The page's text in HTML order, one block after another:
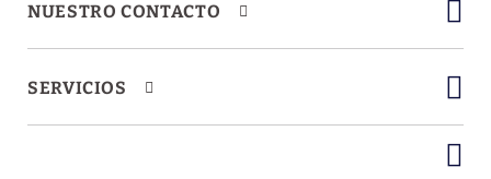
NUESTRO CONTACTO
SERVICIOS